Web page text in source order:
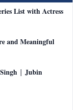
List with Actress
and Meaningful
| Jubin